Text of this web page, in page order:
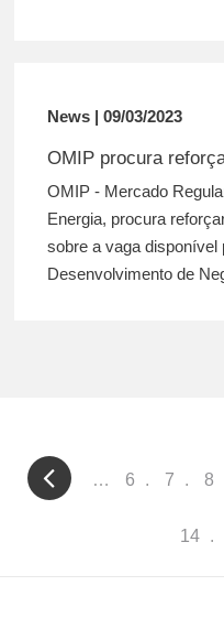
News | 09/03/2023
OMIP procura
OMIP - Mercado
Energia, procura
sobre a vaga disponível
Desenvolvimento de
…
Página
6 Página
7 8
14